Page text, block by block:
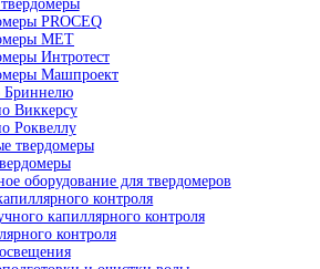
на фазированных решетках
толщиномеры для металла
системы УЗК контроля
для изготовления искусственных
сканеры
сканеры
сканеры
коррозии для УЗ контроля
для толщиномеров (ПЭП)
преобразователи (УЗ ПЭП)
образцы
радиографического контроля